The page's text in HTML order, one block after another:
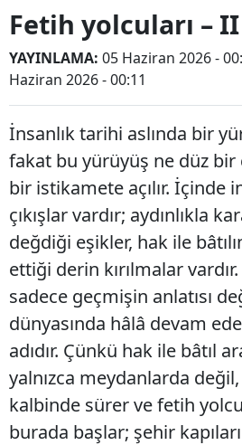
Fetih yolcuları – II
YAYINLAMA: 05 Haziran 2026 -
Haziran 2026 - 00:11
İnsanlık tarihi aslında bir
fakat bu yürüyüş ne düz
bir istikamete açılır. İçinde
çıkışlar vardır; aydınlıkla
değdiği eşikler, hak ile
ettiği derin kırılmalar
sadece geçmişin anlatısı
dünyasında hâlâ devam
adıdır. Çünkü hak ile bâtıl
yalnızca meydanlarda
kalbinde sürer ve fetih
burada başlar; şehir